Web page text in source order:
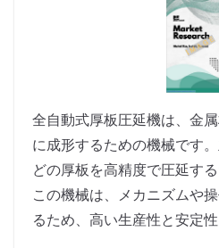
全自動式厚板圧延機は、金
に成形するための機械です
どの厚板を高精度で圧延す
この機械は、メカニズムや
るため、高い生産性と安定性